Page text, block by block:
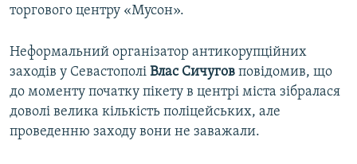
торгового центру «Мусон».
Неформальний організатор антикорупційних
заходів у Севастополі Влас Сичугов повідомив, що
до моменту початку пікету в центрі міста зібралася
доволі велика кількість поліцейських, але
проведенню заходу вони не заважали.